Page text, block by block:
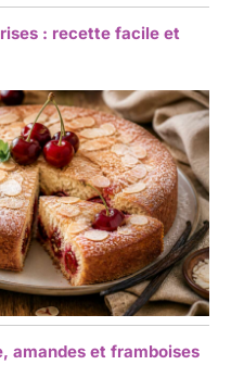
: recette facile et
amandes et framboises